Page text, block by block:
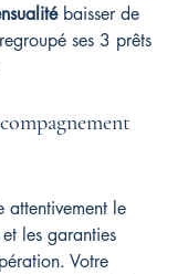
baisser de
ses 3 prêts
attentivement le
les garanties
Votre